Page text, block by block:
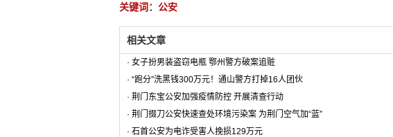
关键词：公安
相关文章
· 女子扮男装盗窃电瓶 鄂州警方破案追赃
· “跑分”洗黑钱300万元！通山警方打掉16人团伙
· 荆门东宝公安加强疫情防控 开展清查行动
· 荆门掇刀公安快速查处环境污染案 为荆门空气加“蓝”
· 石首公安为电诈受害人挽损129万元